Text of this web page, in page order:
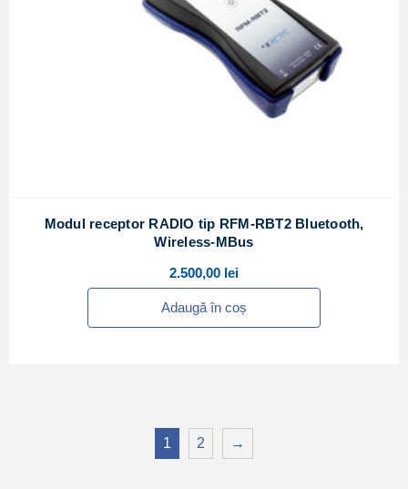
Modul receptor RADIO tip RFM-RBT2 Bluetooth,
Wireless-MBus
2.500,00 lei
Adaugă în coș
1 2 →